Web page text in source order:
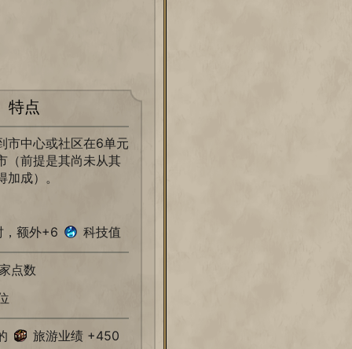
特点
市中心或社区在6单元
（前提是其尚未从其
成）。
额外+6 科技值
点数
旅游业绩 +450